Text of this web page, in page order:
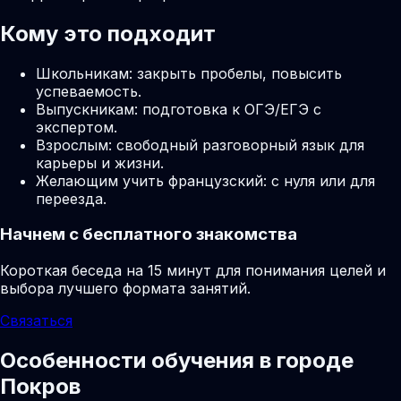
Кому это подходит
Школьникам: закрыть пробелы, повысить
успеваемость.
Выпускникам: подготовка к ОГЭ/ЕГЭ с
экспертом.
Взрослым: свободный разговорный язык для
карьеры и жизни.
Желающим учить французский: с нуля или для
переезда.
Начнем с бесплатного знакомства
Короткая беседа на 15 минут для понимания целей и
выбора лучшего формата занятий.
Связаться
Особенности обучения в городе
Покров